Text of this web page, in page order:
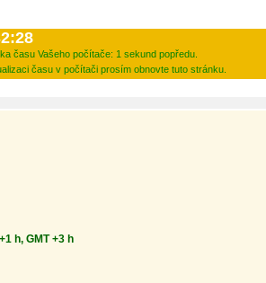
času Vašeho počítače: 1 sekund popředu.
času v počítači prosím obnovte tuto stránku.
h, GMT +3 h